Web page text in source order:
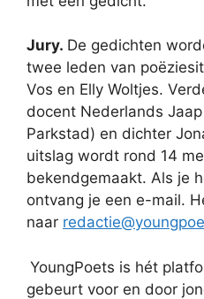
Jury. De gedichten
twee leden van
Vos en Elly Woltjes.
docent Nederlands
Parkstad) en dichter
uitslag wordt rond 14
bekendgemaakt. Als je
ontvang je een e-mail.
naar
YoungPoets is hét
gebeurt voor en door